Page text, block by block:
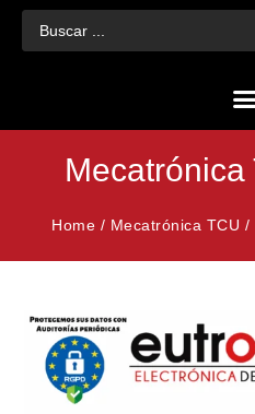
Mecatrónica
Home / Mecatrónica TCU /